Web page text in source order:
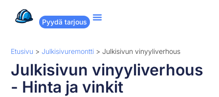
Pyydä tarjous
Etusivu > Julkisivuremontti >Julkisivun vinyyliverhous
Julkisivun vinyyliverhous
- Hinta ja vinkit